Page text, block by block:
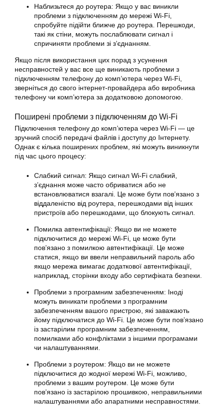
Наблизьтеся до роутера: Якщо у вас виникли
проблеми з підключенням до мережі Wi-Fi,
спробуйте підійти ближче до роутера. Перешкоди,
такі як стіни, можуть послаблювати сигнал і
спричиняти проблеми зі з’єднанням.
Якщо після використання цих порад з усунення
несправностей у вас все ще виникають проблеми з
підключенням телефону до комп’ютера через Wi-Fi,
зверніться до свого інтернет-провайдера або виробника
телефону чи комп’ютера за додатковою допомогою.
Поширені проблеми з підключенням до Wi-Fi
Підключення телефону до комп’ютера через Wi-Fi — це
зручний спосіб передачі файлів і доступу до Інтернету.
Однак є кілька поширених проблем, які можуть виникнути
під час цього процесу:
Слабкий сигнал: Якщо сигнал Wi-Fi слабкий,
з’єднання може часто обриватися або не
встановлюватися взагалі. Це може бути пов’язано з
віддаленістю від роутера, перешкодами від інших
пристроїв або перешкодами, що блокують сигнал.
Помилка автентифікації: Якщо ви не можете
підключитися до мережі Wi-Fi, це може бути
пов’язано з помилкою автентифікації. Це може
статися, якщо ви ввели неправильний пароль або
якщо мережа вимагає додаткової автентифікації,
наприклад, сторінки входу або сертифіката безпеки.
Проблеми з програмним забезпеченням: Іноді
можуть виникати проблеми з програмним
забезпеченням вашого пристрою, які заважають
йому підключатися до Wi-Fi. Це може бути пов’язано
із застарілим програмним забезпеченням,
помилками або конфліктами з іншими програмами
чи налаштуваннями.
Проблеми з роутером: Якщо ви не можете
підключитися до жодної мережі Wi-Fi, можливо,
проблеми з вашим роутером. Це може бути
пов’язано із застарілою прошивкою, неправильними
налаштуваннями або апаратними несправностями.